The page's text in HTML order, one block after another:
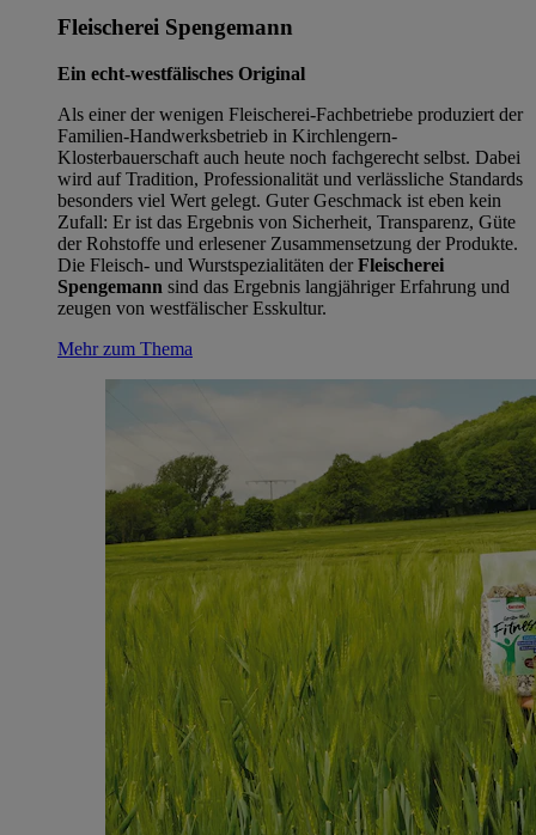
Fleischerei Spengemann
Ein echt-westfälisches Original
Als einer der wenigen Fleischerei-Fachbetriebe produziert der
Familien-Handwerksbetrieb in Kirchlengern-
Klosterbauerschaft auch heute noch fachgerecht selbst. Dabei
wird auf Tradition, Professionalität und verlässliche Standards
besonders viel Wert gelegt. Guter Geschmack ist eben kein
Zufall: Er ist das Ergebnis von Sicherheit, Transparenz, Güte
der Rohstoffe und erlesener Zusammensetzung der Produkte.
Die Fleisch- und Wurstspezialitäten der Fleischerei
Spengemann sind das Ergebnis langjähriger Erfahrung und
zeugen von westfälischer Esskultur.
Mehr zum Thema